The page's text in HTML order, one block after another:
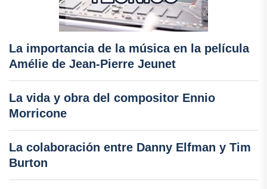
La importancia de la música en la película
Amélie de Jean-Pierre Jeunet
La vida y obra del compositor Ennio
Morricone
La colaboración entre Danny Elfman y Tim
Burton